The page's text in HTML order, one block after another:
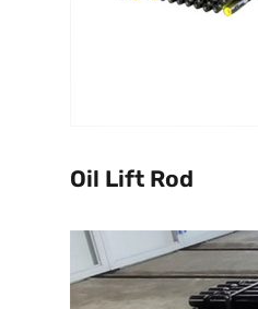
Oil Lift Rod